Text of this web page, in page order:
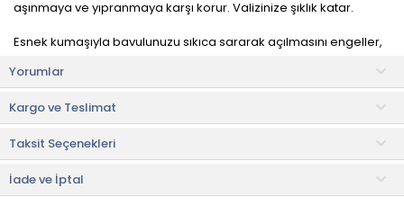
aşınmaya ve yıpranmaya karşı korur. Valizinize şıklık katar.
Esnek kumaşıyla bavulunuzu sıkıca sararak açılmasını engeller,
Kolay giydirme yapıldığı için hızlıca valizinize giydirip
çıkartabilirsiniz.
Kullanım ve Bakım Bilgileri
• Makinede yıkanması uygun değildir.
• Kuru temizleme yapılmamalıdır.
• Ütülenmemelidir.
Yorumlar
Kargo ve Teslimat
Taksit Seçenekleri
İade ve İptal